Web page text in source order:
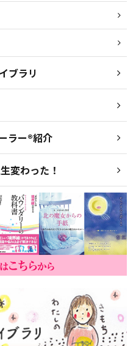
ブラリ
ラー®紹介
変わった！